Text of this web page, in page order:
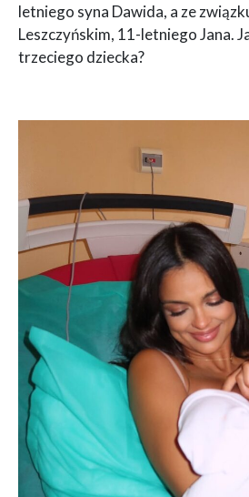
letniego syna Dawida, a ze
Leszczyńskim, 11-letniego Jana.
trzeciego dziecka?